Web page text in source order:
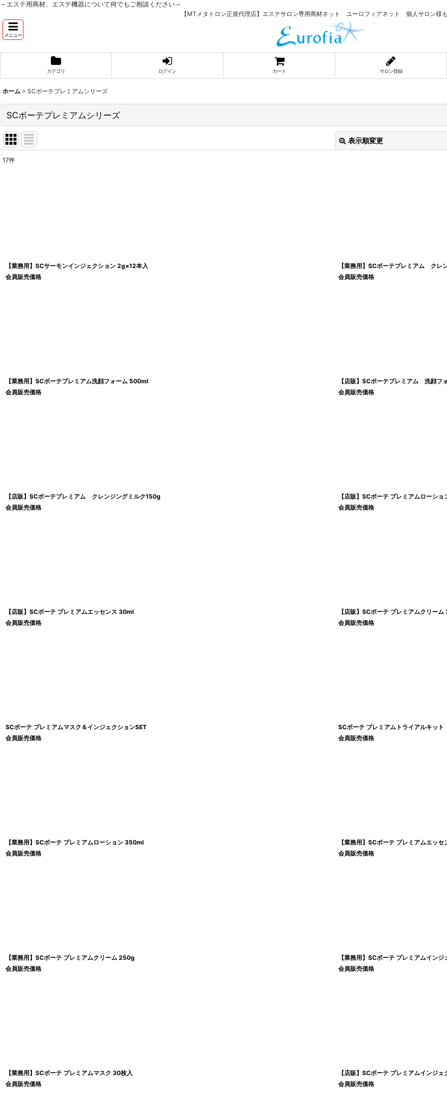
～エステ用商材、エステ機器について何でもご相談ください～
【MTメタトロン正規代理店】エステサロン専用商材ネット ユーロフィアネット 個人サロン様
メニュー
カテゴリ ログイン カート サロン登録
ホーム > SCボーテプレミアムシリーズ
SCボーテプレミアムシリーズ
表示順変更
17件
【業務用】SCサーモンインジェクション 2g×12本入
会員販売価格
【業務用】SCボーテプレミアム ク
会員販売価格
【業務用】SCボーテプレミアム洗顔フォーム 500ml
会員販売価格
【店販】SCボーテプレミアム 洗顔
会員販売価格
【店販】SCボーテプレミアム クレンジングミルク150g
会員販売価格
【店販】SCボーテ プレミアムローシ
会員販売価格
【店販】SCボーテ プレミアムエッセンス 30ml
会員販売価格
【店販】SCボーテ プレミアムクリー
会員販売価格
SCボーテ プレミアムマスク＆インジェクションSET
会員販売価格
SCボーテ プレミアムトライアルキット
会員販売価格
【業務用】SCボーテ プレミアムローション 350ml
会員販売価格
【業務用】SCボーテ プレミアムエッ
会員販売価格
【業務用】SCボーテ プレミアムクリーム 250g
会員販売価格
【業務用】SCボーテ プレミアムイン
会員販売価格
【業務用】SCボーテ プレミアムマスク 30枚入
会員販売価格
【店販】SCボーテ プレミアムインジ
会員販売価格